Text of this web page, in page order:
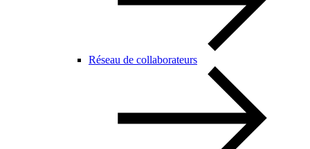
Réseau de collaborateurs